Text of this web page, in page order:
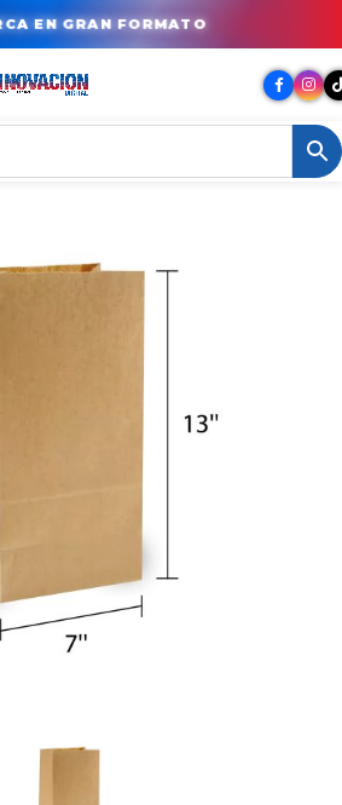
EN GRAN FORMATO